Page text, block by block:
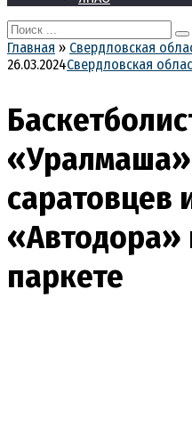
Search
for:
Главная » Свердловская
26.03.2024Свердловская
саратовцев
паркете